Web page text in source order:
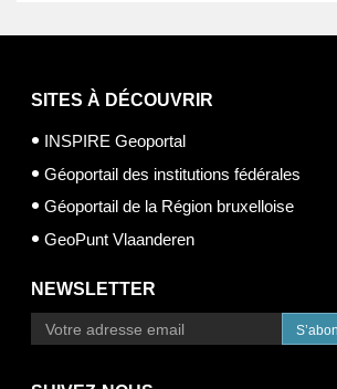
SITES À DÉCOUVRIR
INSPIRE Geoportal
Géoportail des institutions fédérales
Géoportail de la Région bruxelloise
GeoPunt Vlaanderen
NEWSLETTER